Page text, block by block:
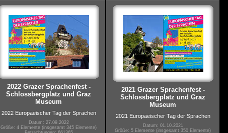
2022 Grazer Sprachenfest -
Schlossbergplatz und Graz
Museum
2022 Europaeischer Tag der Sprachen
Datum: 27.09.2022
Größe: 4 Elemente (insgesamt 345 Elemente)
2021 Grazer Sprachenfest -
Schlossbergplatz und Graz
Museum
2021 Europaeischer Tag der Sprachen
Datum: 01.10.2021
Größe: 5 Elemente (insgesamt 350 Elemente)